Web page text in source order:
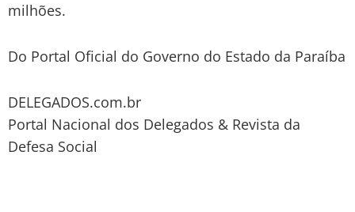
milhões.
Do Portal Oficial do Governo do Estado da Paraíba
DELEGADOS.com.br
Portal Nacional dos Delegados & Revista da
Defesa Social